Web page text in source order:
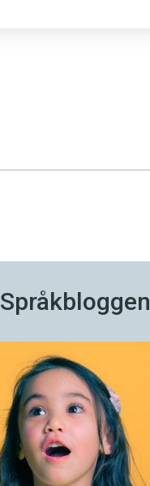
Språkbloggen